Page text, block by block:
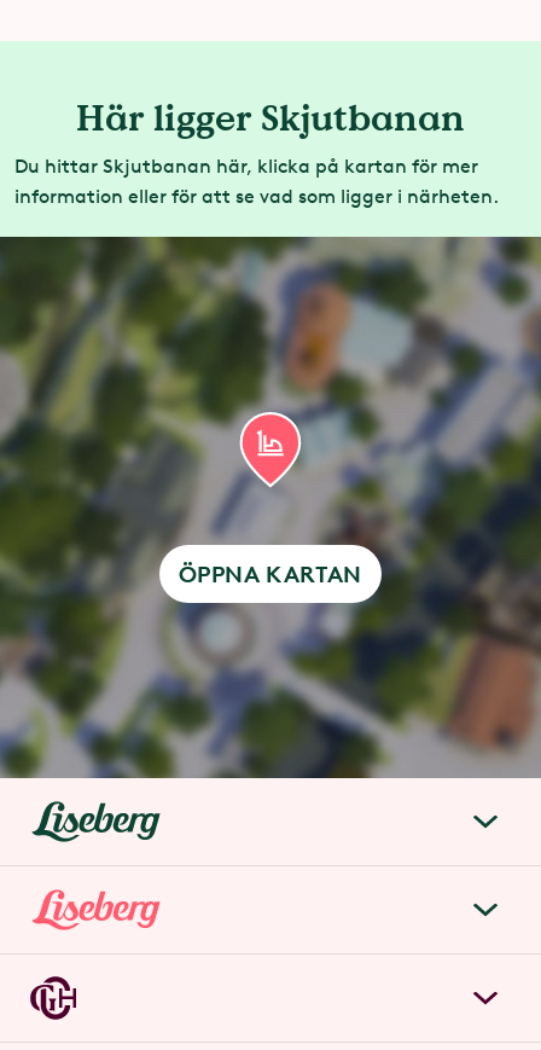
Här ligger Skjutbanan
Du hittar Skjutbanan här, klicka på kartan för mer
information eller för att se vad som ligger i närheten.
ÖPPNA KARTAN
liseberg.se
Om Liseberg
Kontakta oss
Jobba hos oss
Lisebergsparken
Biljetter & priser